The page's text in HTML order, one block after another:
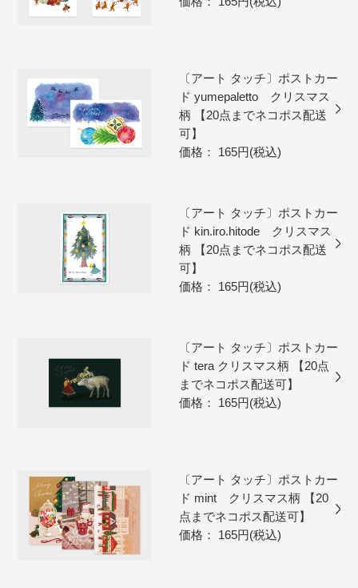
〔アート タッチ〕ポストカー
ド yumepaletto クリスマス
柄 【20点までネコポス配送
可】
価格： 165円(税込)
〔アート タッチ〕ポストカー
ド kin.iro.hitode クリスマス
柄 【20点までネコポス配送
可】
価格： 165円(税込)
〔アート タッチ〕ポストカー
ド tera クリスマス柄 【20点
までネコポス配送可】
価格： 165円(税込)
〔アート タッチ〕ポストカー
ド mint クリスマス柄 【20
点までネコポス配送可】
価格： 165円(税込)